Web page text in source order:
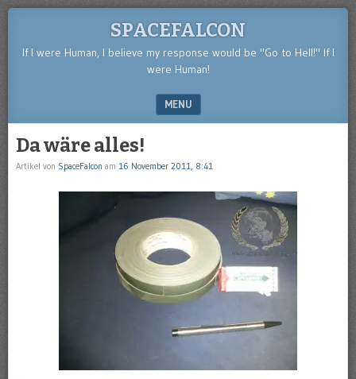
SPACEFALCON
If I were Human, I believe my response would be "Go to Hell!" If I
were Human!
MENU
Da wäre alles!
Artikel von SpaceFalcon am 16 November 2011, 8:41